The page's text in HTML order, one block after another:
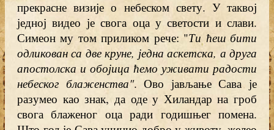
прекрасне визије о небеском свету. У таквој
једној видео је свога оца у светости и слави.
Симеон му том приликом рече: "Ти ћеш бити
одликован са две круне, једна аскетска, а друга
апостолска и обојица ћемо уживати радости
небеског блаженства". Ово јављање Сава је
разумео као знак, да оде у Хиландар на гроб
свога блаженог оца ради годишњег помена.